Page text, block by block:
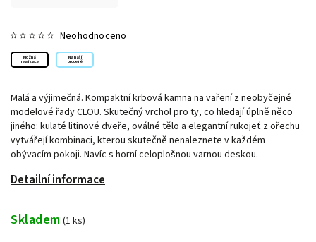
Možná
realizace
Na naší
prodejně
Neohodnoceno
Malá a výjimečná. Kompaktní krbová kamna na vaření z neobyčejné
modelové řady CLOU. Skutečný vrchol pro ty, co hledají úplně něco
jiného: kulaté litinové dveře, oválné tělo a elegantní rukojeť z ořechu
vytvářejí kombinaci, kterou skutečně nenaleznete v každém
obývacím pokoji. Navíc s horní celoplošnou varnou deskou.
Detailní informace
Skladem (1 ks)